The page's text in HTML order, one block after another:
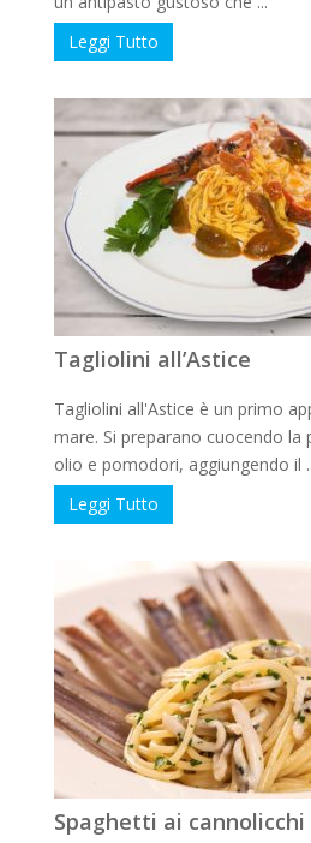
Leggi Tutto
Tagliolini all’Astice
Tagliolini all'Astice è un primo
mare. Si preparano cuocendo la
olio e pomodori, aggiungendo il
Leggi Tutto
Spaghetti ai cannolicchi